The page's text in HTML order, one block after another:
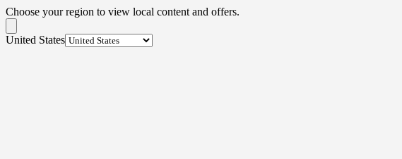
Choose your region to view local content and offers.
United States